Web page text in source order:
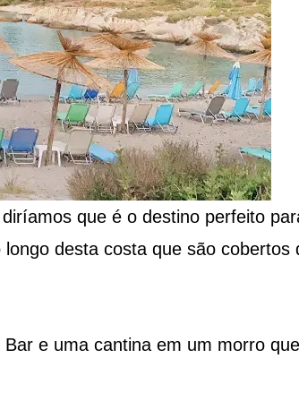
que é o destino perfeito
desta costa que são cobertos
e uma cantina em um morro que